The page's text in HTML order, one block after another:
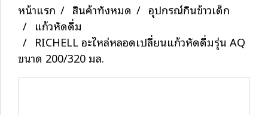
หน้าแรก สินค้าทั้งหมด
อุปกรณ์กินข้าวเด็ก
แก้วหัดดื่ม
RICHELL อะไหล่หลอดเปลี่ยนแก้วหัดดื่มรุ่น AQ
ขนาด 200/320 มล.